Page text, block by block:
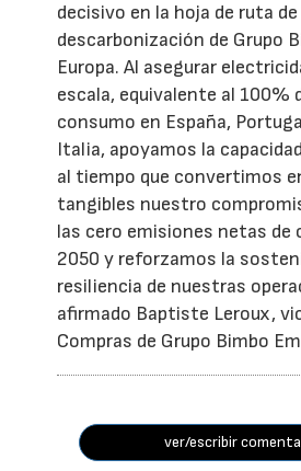
decisivo en la hoja de ruta de
descarbonización de Grupo
Europa. Al asegurar
escala, equivalente al 100%
consumo en España,
Italia, apoyamos la
al tiempo que convertimos
tangibles nuestro
las cero emisiones netas de
2050 y reforzamos la
resiliencia de nuestras
afirmado Baptiste Leroux,
Compras de Grupo Bimbo
ver/escribir